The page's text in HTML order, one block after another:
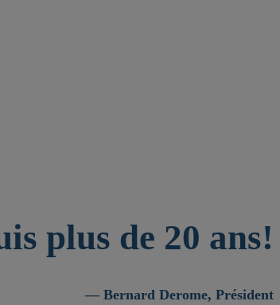
plus de 20 ans!
— Bernard Derome, Président